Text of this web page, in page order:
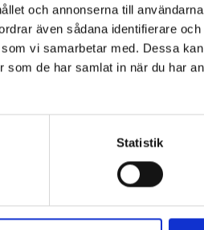
och annonserna till
även sådana identifierare
vi samarbetar med. Dessa
de har samlat in när du har
Statistik